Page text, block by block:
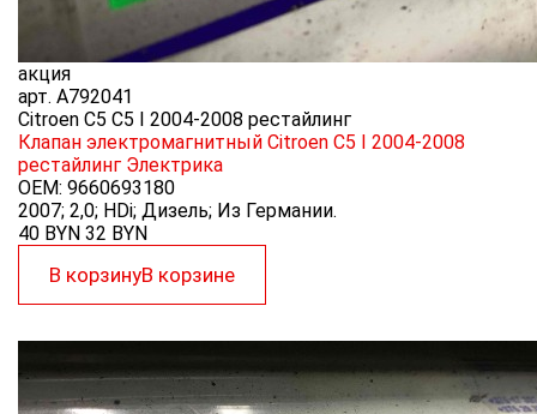
акция
арт. A792041
Citroen C5 C5 I 2004-2008 рестайлинг
Клапан электромагнитный Citroen C5 I 2004-2008
рестайлинг Электрика
OEM: 9660693180
2007; 2,0; HDi; Дизель; Из Германии.
40 BYN 32 BYN
В корзинуВ корзине